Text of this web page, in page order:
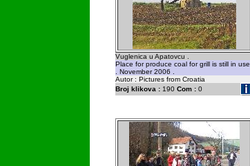
Vuglenica u Apatovcu .
Place for produce coal for grill is still in use
. November 2006 .
Autor : Pictures from Croatia
Broj klikova : 190 Com : 0